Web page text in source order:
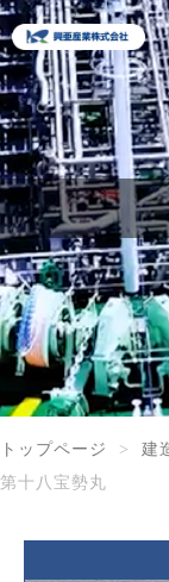
トップページ 建
第十八宝勢丸